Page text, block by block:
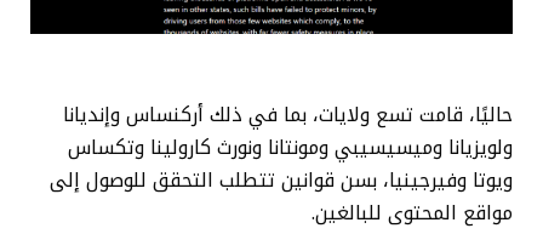
حاليًا، قامت تسع ولايات، بما في ذلك أركنساس وإنديانا
ولويزيانا وميسيسيبي ومونتانا ونورث كارولينا وتكساس
ويوتا وفيرجينيا، بسن قوانين تتطلب التحقق للوصول إلى
مواقع المحتوى للبالغين.